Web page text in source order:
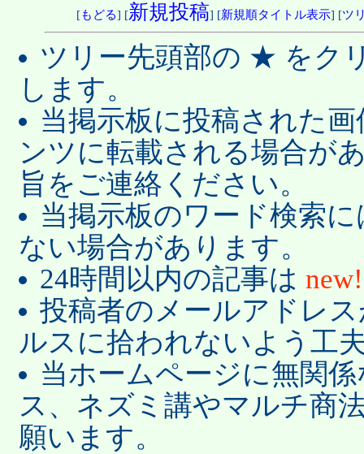
[もどる] [新規投稿] [新規順タイトル表示] [ツ
ツリー先頭部の ★ をク
します。
当掲示板に投稿された
ンツに転載される場合が
旨をご連絡ください。
当掲示板のワード検索
ない場合があります。
24時間以内の記事は new!
投稿者のメールアドレ
ルスに拾われないよう工
当ホームページに無関
ス、ネズミ講やマルチ商
願います。